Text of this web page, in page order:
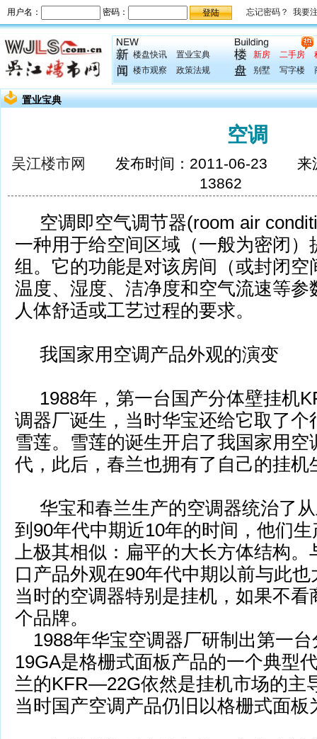
楼盘快讯
置业宝典
楼市观察
政策法规
新房 二手房
别墅
写字楼
置业宝典
空调
吴江楼市网
发布时间：2011-06-23 来
13862
空调即空气调节器(room air
一种用于给空间区域（一般为密闭）
组。它的功能是对该房间（或封闭空
温度、湿度、洁净度和空气流速等参
人体舒适或工艺过程的要求。
我国家用空调产品外观的演变
1988年，第一台国产分体壁挂机
调器厂诞生，当时华宝还给它取了个
雪莲。雪莲的诞生开启了我国家用
代，此后，春兰也拥有了自己的挂机
华宝和春兰生产的空调器统治了
到90年代中期近10年的时间，他们生
上极其相似：扁平的大长方体结构
口产品外观在90年代中期以前与此也
当时的空调器特别是挂机，如果不
个品牌。
1988年华宝空调器厂研制出第一
19GA是格栅式面板产品的一个典型
兰的KFR—22G依然是挂机市场的主
当时国产空调产品仍旧以格栅式面